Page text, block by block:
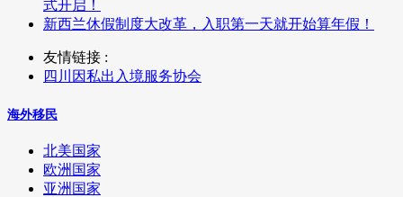
式开启！
新西兰休假制度大改革，入职第一天就开始算年假！
友情链接 :
四川因私出入境服务协会
海外移民
北美国家
欧洲国家
亚洲国家